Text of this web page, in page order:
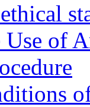
Use of